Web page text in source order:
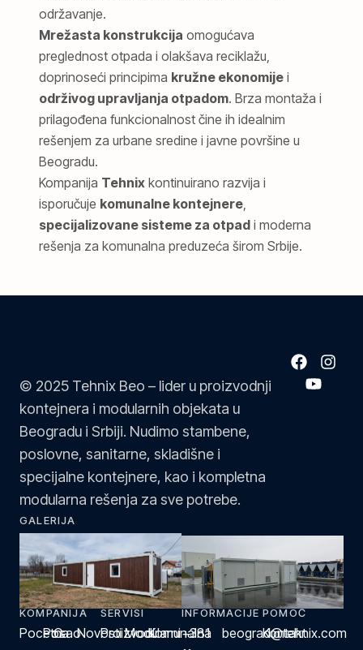
održavanje.
Mrežasta konstrukcija omogućava
preglednost otpada i olakšava reciklažu,
doprinoseći principima kružne ekonomije i
održivog upravljanja otpadom. Brza montaža i
prilagođena funkcionalnost čine ih idealnim
rešenjem za urbane sredine i javne površine u
Beogradu.
Kompanija Tehnix kontinuirano razvija i
isporučuje komunalne kontejnere,
specijalizovane sisteme za otpad i moderna
rešenja za komunalna preduzeća širom Srbije.
© 2025 Tehnix Beo – lider u proizvodnji
kontejnera i modularnih objekata u
Beogradu i Srbiji. Nudimo stambene,
poslovne, sanitarne, skladišne i
specijalne kontejnere, kao i kompletna
modularna rešenja za sve potrebe.
GALERIJA
KOMPANIJA
Pocetna
Posao
O
Novosti
SERVISI
Proizvodi
Modularni
Komunalna
INFORMACIJE
+381
beograd@tehnix.com
POMOĆ
Kontakt